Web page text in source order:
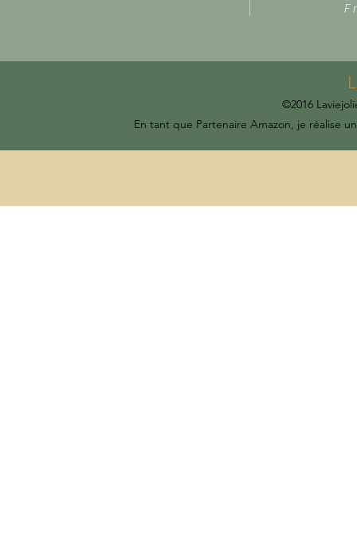
©2016
En tant que Partenaire Amazon, je réalise